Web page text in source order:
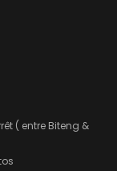
( entre Biteng &